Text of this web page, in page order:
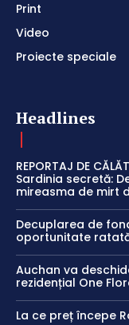
Print
Video
Proiecte speciale
Headlines
REPORTAJ DE
Sardinia secretă:
mireasma de mirt
Decuplarea de
oportunitate
Auchan va
rezidențial One
La ce preț începe